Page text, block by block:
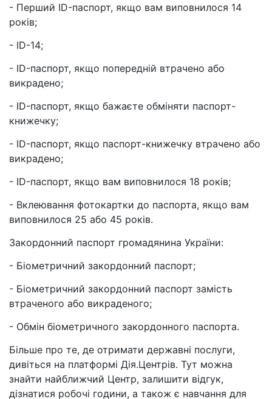
- Перший ID-паспорт, якщо вам виповнилося 14
років;
- ID-14;
- ID-паспорт, якщо попередній втрачено або
викрадено;
- ID-паспорт, якщо бажаєте обміняти паспорт-
книжечку;
- ID-паспорт, якщо паспорт-книжечку втрачено або
викрадено;
- ID-паспорт, якщо вам виповнилося 18 років;
- Вклеювання фотокартки до паспорта, якщо вам
виповнилося 25 або 45 років.
Закордонний паспорт громадянина України:
- Біометричний закордонний паспорт;
- Біометричний закордонний паспорт замість
втраченого або викраденого;
- Обмін біометричного закордонного паспорта.
Більше про те, де отримати державні послуги,
дивіться на платформі Дія.Центрів. Тут можна
знайти найближчий Центр, залишити відгук,
дізнатися робочі години, а також є навчання для